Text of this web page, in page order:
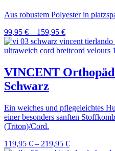
Aus robustem Polyester in
99,95 € – 159,95 €
VINCENT
Schwarz
Ein weiches und pflegeleichtes
einer besonders sanften
(Triton)/Cord.
119,95 € – 219,95 €